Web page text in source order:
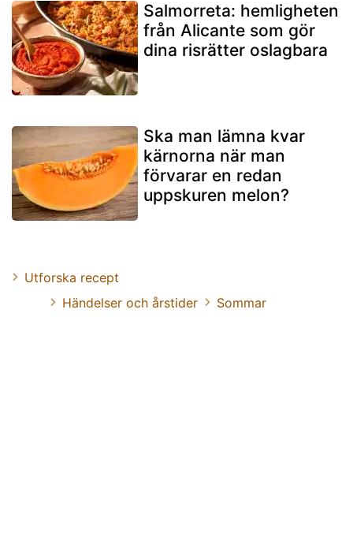
Salmorreta: hemligheten
från Alicante som gör
dina risrätter oslagbara
Ska man lämna kvar
kärnorna när man
förvarar en redan
uppskuren melon?
Utforska recept
Händelser och årstider
Sommar